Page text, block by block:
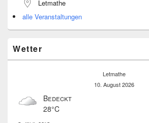
Letmathe
alle Veranstaltungen
Wetter
Letmathe
10. August 2026
Bedeckt
28°C